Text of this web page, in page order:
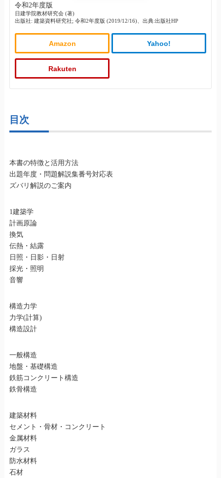
令和2年度版
日建学院教材研究会 (著)
出版社: 建築資料研究社; 令和2年度版 (2019/12/16)、出典:出版社HP
Amazon Yahoo!
Rakuten
目次
本書の特徴と活用方法
出題年度・問題解説集番号対応表
ズバリ解説のご案内
1建築学
計画原論
換気
伝熱・結露
日照・日影・日射
採光・照明
音響
構造力学
力学(計算)
構造設計
一般構造
地盤・基礎構造
鉄筋コンクリート構造
鉄骨構造
建築材料
セメント・骨材・コンクリート
金属材料
ガラス
防水材料
石材